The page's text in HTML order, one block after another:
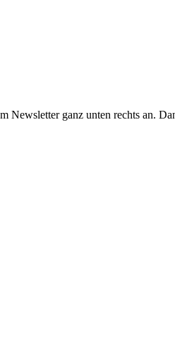
Newsletter ganz unten rechts an.